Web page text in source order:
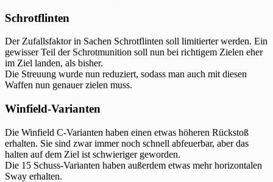
Schrotflinten
Der Zufallsfaktor in Sachen Schrotflinten soll limitierter werden. Ein
gewisser Teil der Schrotmunition soll nun bei richtigem Zielen eher
im Ziel landen, als bisher.
Die Streuung wurde nun reduziert, sodass man auch mit diesen
Waffen nun genauer zielen muss.
Winfield-Varianten
Die Winfield C-Varianten haben einen etwas höheren Rückstoß
erhalten. Sie sind zwar immer noch schnell abfeuerbar, aber das
halten auf dem Ziel ist schwieriger geworden.
Die 15 Schuss-Varianten haben außerdem etwas mehr horizontalen
Sway erhalten.